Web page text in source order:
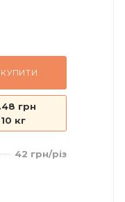
КУПИТИ
грн
кг
42 грн/різ